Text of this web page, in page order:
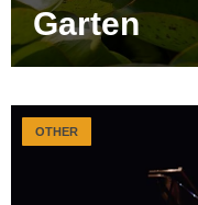
Garten
OTHER